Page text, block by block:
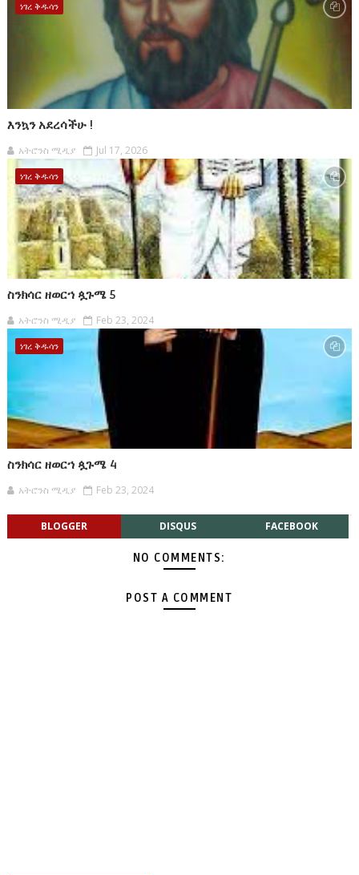
ነገረ ቅዱሳን
እንኳን አደረሳችሁ !
አትሮንስ ሚዲያ Jul 17, 2026
ነገረ ቅዱሳን
ስንክሳር ዘወርኀ ጷጉሜ 5
አትሮንስ ሚዲያ Feb 23, 2024
ነገረ ቅዱሳን
ስንክሳር ዘወርኀ ጷጉሜ 4
አትሮንስ ሚዲያ Feb 23, 2024
BLOGGER DISQUS FACEBOOK
NO COMMENTS:
POST A COMMENT